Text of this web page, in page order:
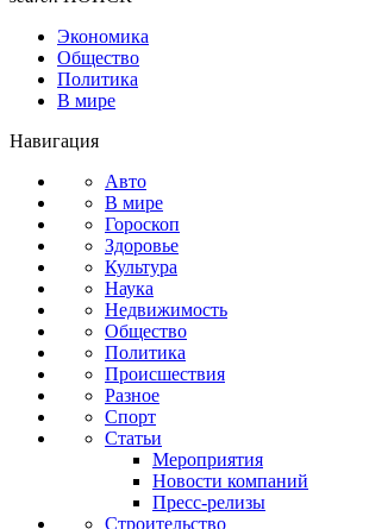
Экономика
Общество
Политика
В мире
Навигация
Авто
В мире
Гороскоп
Здоровье
Культура
Наука
Недвижимость
Общество
Политика
Происшествия
Разное
Спорт
Статьи
Мероприятия
Новости компаний
Пресс-релизы
Строительство